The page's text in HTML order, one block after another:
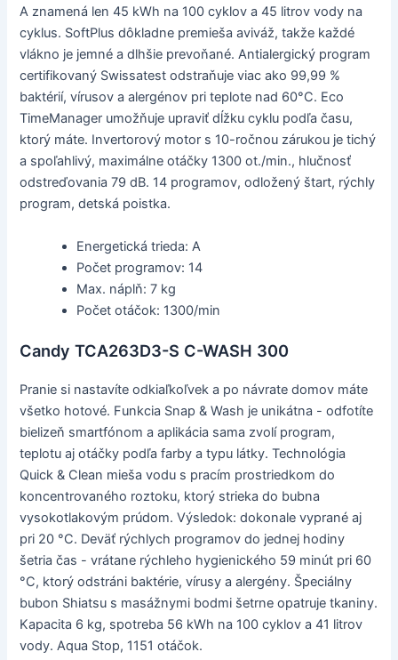
A znamená len 45 kWh na 100 cyklov a 45 litrov vody na
cyklus. SoftPlus dôkladne premieša aviváž, takže každé
vlákno je jemné a dlhšie prevoňané. Antialergický program
certifikovaný Swissatest odstraňuje viac ako 99,99 %
baktérií, vírusov a alergénov pri teplote nad 60°C. Eco
TimeManager umožňuje upraviť dĺžku cyklu podľa času,
ktorý máte. Invertorový motor s 10-ročnou zárukou je tichý
a spoľahlivý, maximálne otáčky 1300 ot./min., hlučnosť
odstreďovania 79 dB. 14 programov, odložený štart, rýchly
program, detská poistka.
Energetická trieda: A
Počet programov: 14
Max. náplň: 7 kg
Počet otáčok: 1300/min
Candy TCA263D3-S C-WASH 300
Pranie si nastavíte odkiaľkoľvek a po návrate domov máte
všetko hotové. Funkcia Snap & Wash je unikátna - odfotíte
bielizeň smartfónom a aplikácia sama zvolí program,
teplotu aj otáčky podľa farby a typu látky. Technológia
Quick & Clean mieša vodu s pracím prostriedkom do
koncentrovaného roztoku, ktorý strieka do bubna
vysokotlakovým prúdom. Výsledok: dokonale vyprané aj
pri 20 °C. Deväť rýchlych programov do jednej hodiny
šetria čas - vrátane rýchleho hygienického 59 minút pri 60
°C, ktorý odstráni baktérie, vírusy a alergény. Špeciálny
bubon Shiatsu s masážnymi bodmi šetrne opatruje tkaniny.
Kapacita 6 kg, spotreba 56 kWh na 100 cyklov a 41 litrov
vody. Aqua Stop, 1151 otáčok.